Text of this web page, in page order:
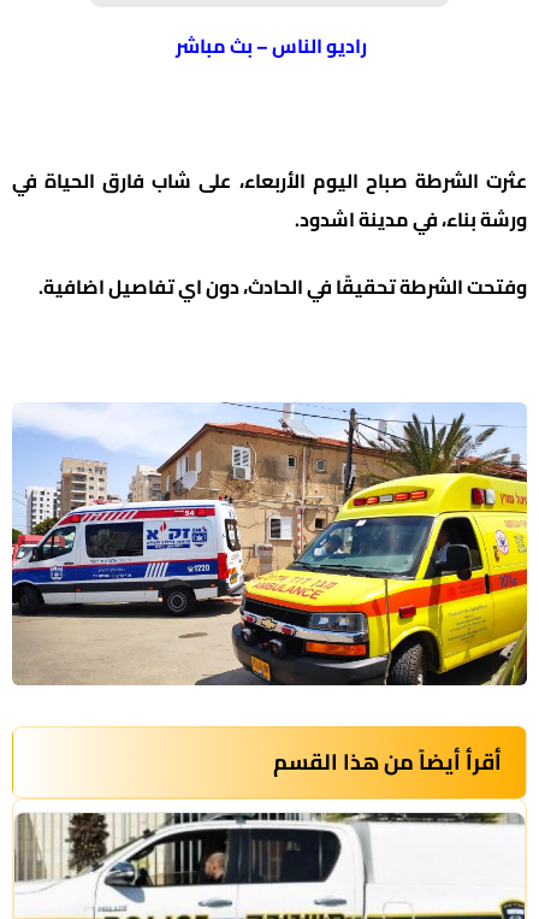
راديو الناس – بث مباشر
عثرت الشرطة صباح اليوم الأربعاء، على شاب فارق الحياة في
ورشة بناء، في مدينة اشدود.
وفتحت الشرطة تحقيقًا في الحادث، دون اي تفاصيل اضافية.
أقرأ أيضاً من هذا القسم